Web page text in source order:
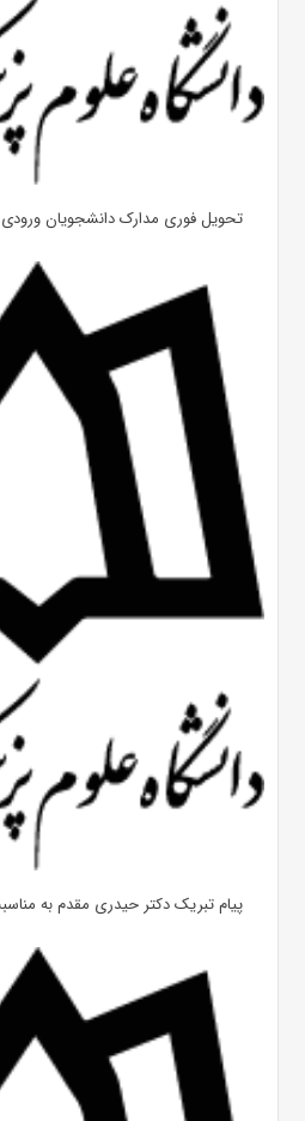
تحویل فوری مدارک دانشجویان ورودی ۱۳۹۹
پیام تبریک دکتر حیدری مقدم به